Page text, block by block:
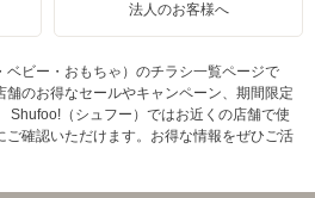
法人のお客様へ
ビー・おもちゃ）のチラシ一覧ページで
のお得なセールやキャンペーン、期間限定
Shufoo!（シュフー）ではお近くの店舗で使
ご確認いただけます。お得な情報をぜひご活